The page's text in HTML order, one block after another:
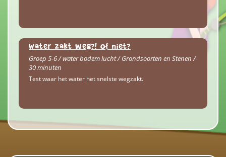
Water zakt weg?! Of niet?
Groep 5-6 / water bodem lucht / Grondsoorten en Stenen /
30 minuten
Test waar het water het snelste wegzakt.